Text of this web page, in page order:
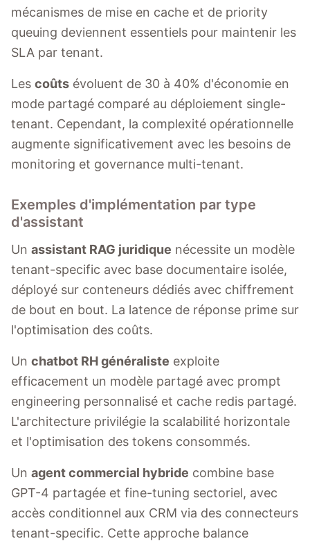
mécanismes de mise en cache et de priority
queuing deviennent essentiels pour maintenir les
SLA par tenant.
Les coûts évoluent de 30 à 40% d'économie en
mode partagé comparé au déploiement single-
tenant. Cependant, la complexité opérationnelle
augmente significativement avec les besoins de
monitoring et governance multi-tenant.
Exemples d'implémentation par type
d'assistant
Un assistant RAG juridique nécessite un modèle
tenant-specific avec base documentaire isolée,
déployé sur conteneurs dédiés avec chiffrement
de bout en bout. La latence de réponse prime sur
l'optimisation des coûts.
Un chatbot RH généraliste exploite
efficacement un modèle partagé avec prompt
engineering personnalisé et cache redis partagé.
L'architecture privilégie la scalabilité horizontale
et l'optimisation des tokens consommés.
Un agent commercial hybride combine base
GPT-4 partagée et fine-tuning sectoriel, avec
accès conditionnel aux CRM via des connecteurs
tenant-specific. Cette approche balance